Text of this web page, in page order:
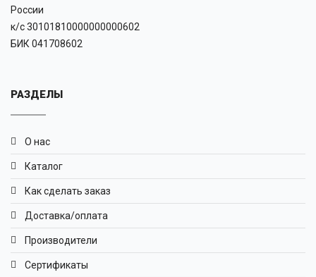
России
к/с 30101810000000000602
БИК 041708602
РАЗДЕЛЫ
О нас
Каталог
Как сделать заказ
Доставка/оплата
Производители
Сертификаты